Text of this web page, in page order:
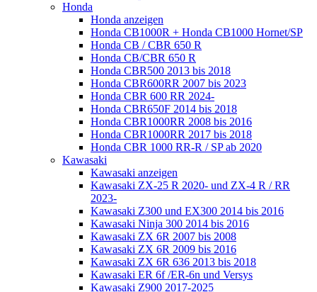
Honda
Honda anzeigen
Honda CB1000R + Honda CB1000 Hornet/SP
Honda CB / CBR 650 R
Honda CB/CBR 650 R
Honda CBR500 2013 bis 2018
Honda CBR600RR 2007 bis 2023
Honda CBR 600 RR 2024-
Honda CBR650F 2014 bis 2018
Honda CBR1000RR 2008 bis 2016
Honda CBR1000RR 2017 bis 2018
Honda CBR 1000 RR-R / SP ab 2020
Kawasaki
Kawasaki anzeigen
Kawasaki ZX-25 R 2020- und ZX-4 R / RR
2023-
Kawasaki Z300 und EX300 2014 bis 2016
Kawasaki Ninja 300 2014 bis 2016
Kawasaki ZX 6R 2007 bis 2008
Kawasaki ZX 6R 2009 bis 2016
Kawasaki ZX 6R 636 2013 bis 2018
Kawasaki ER 6f /ER-6n und Versys
Kawasaki Z900 2017-2025